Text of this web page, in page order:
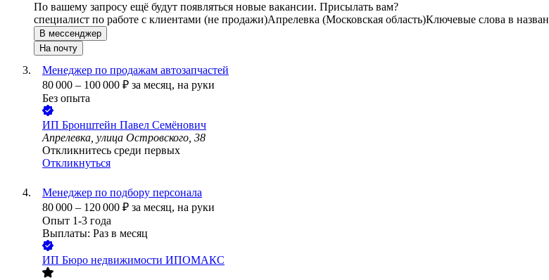
По вашему запросу ещё будут появляться новые вакансии. Присылать вам?
специалист по работе с клиентами (не продажи)Апрелевка (Московская область)Ключевые слова в
В мессенджер
На почту
Менеджер по продажам автозапчастей
80 000 – 100 000 ₽ за месяц, на руки
Без опыта
ИП Бронштейн Павел Семёнович
Апрелевка, улица Островского, 38
Откликнитесь среди первых
Откликнуться
Менеджер по подбору персонала
80 000 – 120 000 ₽ за месяц, на руки
Опыт 1-3 года
Выплаты: Раз в месяц
ИП Бюро недвижимости ИПОМАКС